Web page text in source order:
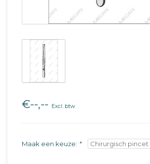
€--,-- Excl. btw
Maak een keuze: *